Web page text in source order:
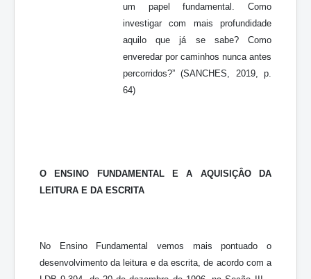
um papel fundamental. Como
investigar com mais profundidade
aquilo que já se sabe? Como
enveredar por caminhos nunca antes
percorridos?” (SANCHES, 2019, p.
64)
O ENSINO FUNDAMENTAL E A AQUISIÇÂO DA
LEITURA E DA ESCRITA
No Ensino Fundamental vemos mais pontuado o
desenvolvimento da leitura e da escrita, de acordo com a